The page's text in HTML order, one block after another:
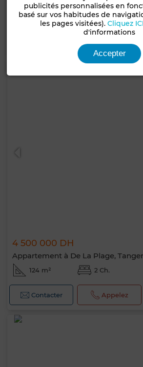
190 m² 3 Ch.
4 500 000 DH
Appartement à De La Plage, Tanger
124 m² 2 Ch.
Contacter Appelez
publicités personnalisées en
basé sur vos habitudes de
les pages visitées). Cliquez ICI
d'informations
Accepter